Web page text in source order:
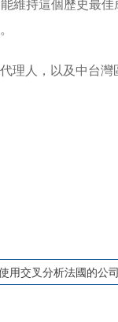
維持這個歷史最佳
理人，以及中台灣